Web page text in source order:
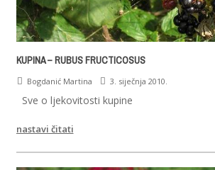
KUPINA – RUBUS FRUCTICOSUS
Bogdanić Martina 3. siječnja 2010.
Sve o ljekovitosti kupine
nastavi čitati